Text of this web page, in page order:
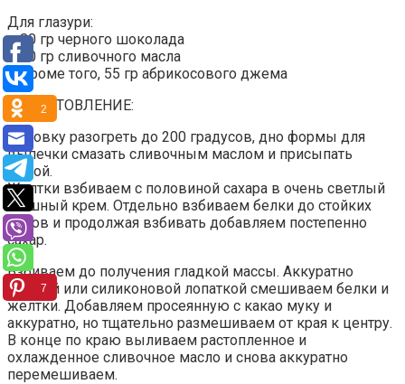
Для глазури:
● 80 гр черного шоколада
● 80 гр сливочного масла
● Кроме того, 55 гр абрикосового джема
ПРИГОТОВЛЕНИЕ:
Духовку разогреть до 200 градусов, дно формы для
выпечки смазать сливочным маслом и присыпать
мукой.
Желтки взбиваем с половиной сахара в очень светлый
пышный крем. Отдельно взбиваем белки до стойких
пиков и продолжая взбивать добавляем постепенно
сахар.
Взбиваем до получения гладкой массы. Аккуратно
ложкой или силиконовой лопаткой смешиваем белки и
желтки. Добавляем просеянную с какао муку и
аккуратно, но тщательно размешиваем от края к центру.
В конце по краю выливаем растопленное и
охлажденное сливочное масло и снова аккуратно
перемешиваем.
2
7